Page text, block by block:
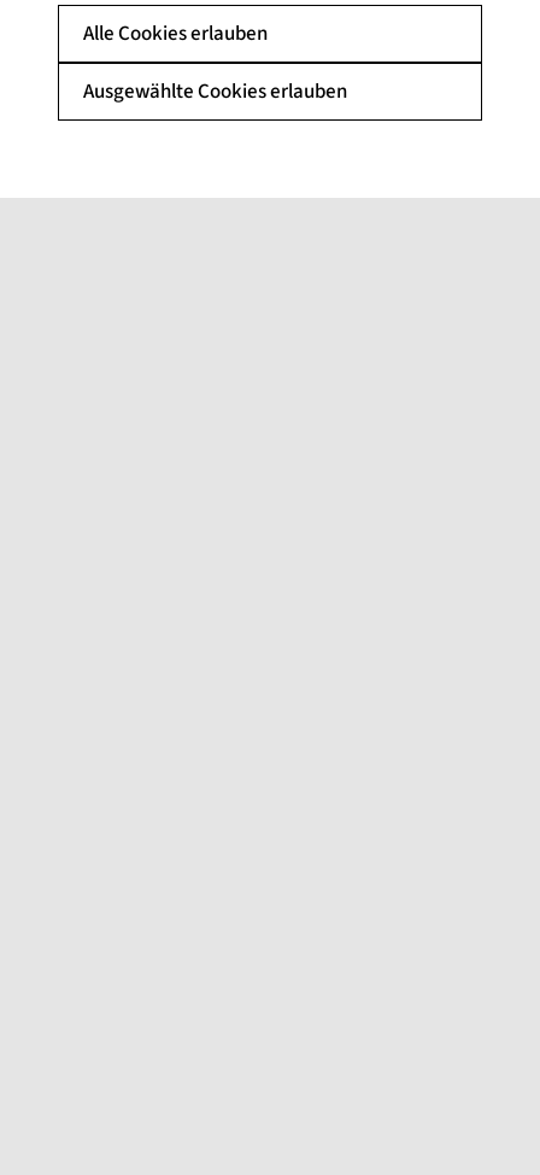
Alle Cookies erlauben
Ausgewählte Cookies erlauben